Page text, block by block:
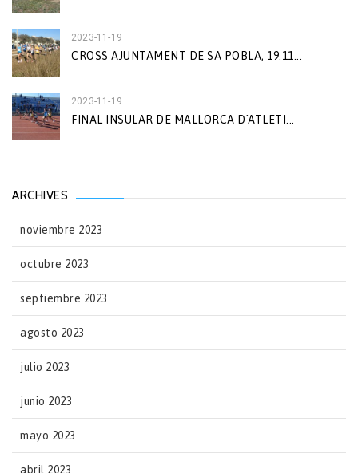
2023-11-19
CROSS AJUNTAMENT DE SA POBLA, 19.11...
2023-11-19
FINAL INSULAR DE MALLORCA D´ATLETI...
ARCHIVES
noviembre 2023
octubre 2023
septiembre 2023
agosto 2023
julio 2023
junio 2023
mayo 2023
abril 2023